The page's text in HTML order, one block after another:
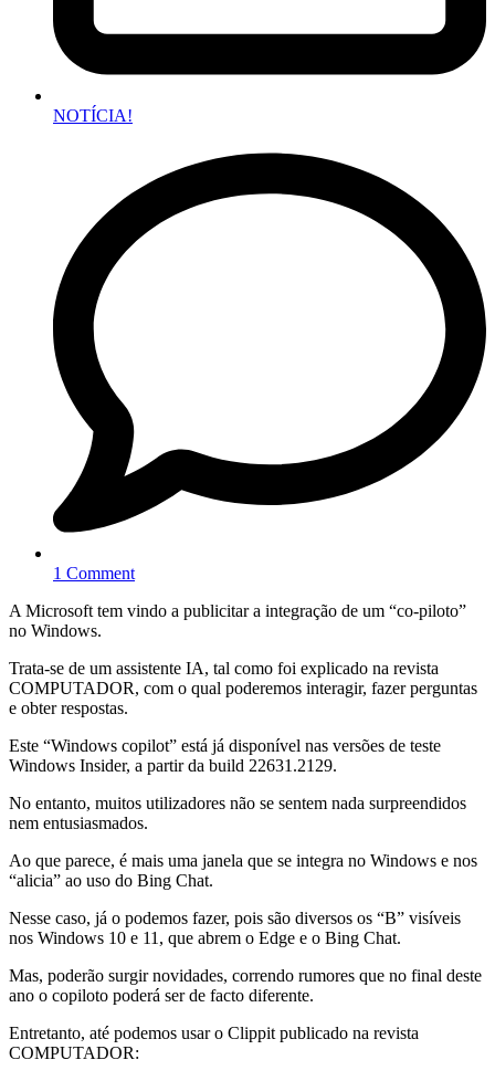
NOTÍCIA!
1 Comment
A Microsoft tem vindo a publicitar a integração de um “co-piloto”
no Windows.
Trata-se de um assistente IA, tal como foi explicado na revista
COMPUTADOR, com o qual poderemos interagir, fazer perguntas
e obter respostas.
Este “Windows copilot” está já disponível nas versões de teste
Windows Insider, a partir da build 22631.2129.
No entanto, muitos utilizadores não se sentem nada surpreendidos
nem entusiasmados.
Ao que parece, é mais uma janela que se integra no Windows e nos
“alicia” ao uso do Bing Chat.
Nesse caso, já o podemos fazer, pois são diversos os “B” visíveis
nos Windows 10 e 11, que abrem o Edge e o Bing Chat.
Mas, poderão surgir novidades, correndo rumores que no final deste
ano o copiloto poderá ser de facto diferente.
Entretanto, até podemos usar o Clippit publicado na revista
COMPUTADOR: